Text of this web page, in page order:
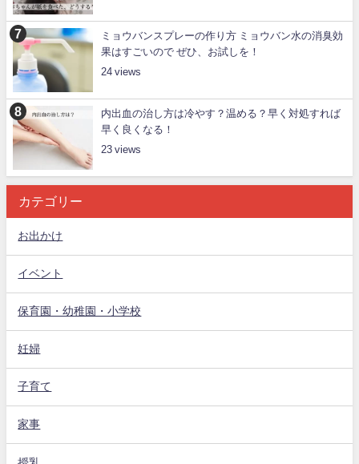
ミョウバンスプレーの作り方 ミョウバン水の消臭効
果はすごいので ぜひ、お試しを！
24
内出血の治し方は冷やす？温める？早く対処すれば
早く良くなる！
23
カテゴリー
お出かけ
イベント
保育園・幼稚園・小学校
妊婦
子育て
家事